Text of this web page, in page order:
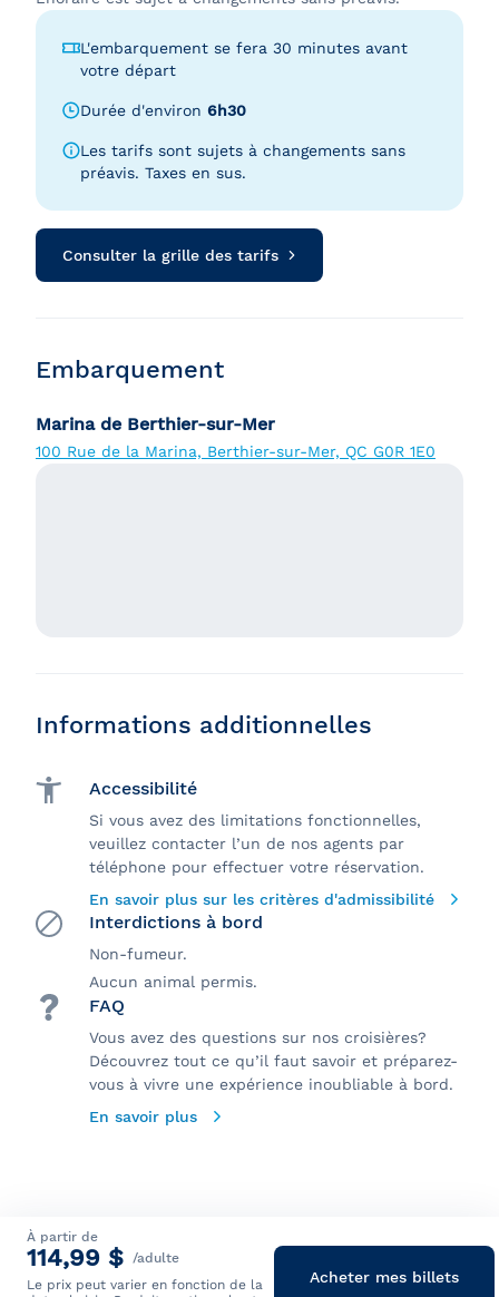
L'embarquement se fera 30 minutes avant
votre départ
Durée d'environ 6h30
Les tarifs sont sujets à changements sans
préavis. Taxes en sus.
Consulter la grille des tarifs
Embarquement
Marina de Berthier-sur-Mer
100 Rue de la Marina, Berthier-sur-Mer, QC G0R 1E0
Informations additionnelles
Accessibilité
Si vous avez des limitations fonctionnelles,
veuillez contacter l’un de nos agents par
téléphone pour effectuer votre réservation.
En savoir plus sur les critères d'admissibilité
Interdictions à bord
Non-fumeur.
Aucun animal permis.
FAQ
Vous avez des questions sur nos croisières?
Découvrez tout ce qu’il faut savoir et préparez-
vous à vivre une expérience inoubliable à bord.
En savoir plus
À partir de
114,99 $
/adulte
Le prix peut varier en fonction de la
Acheter mes billets